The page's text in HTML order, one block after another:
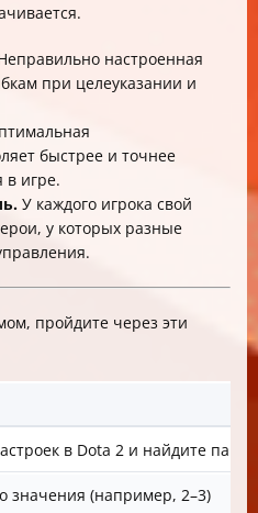
настроенная
при целеуказании и
быстрее и точнее
в игре.
У каждого игрока свой
у которых разные
пройдите через эти
в Dota 2 и найдите
значения (например, 2–3)